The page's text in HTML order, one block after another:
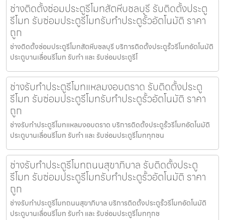
ช่างติดตั้งซ่อมประตูรีโมทสัตหีบชลบุรี รับติดตั้งประตู
รีโมท รับซ่อมประตูรีโมทรับทำประตูรั้วอัตโนมัติ ราคา
ถูก
ช่างติดตั้งซ่อมประตูรีโมทสัตหีบชลบุรี บริการติดตั้งประตูรั้วรีโมทอัตโนมัติ
ประตูบานเลื่อนรีโมท รับทำ และ รับซ่อมประตูรีโ
ช่างรับทำประตูรีโมทแหลมงอบตราด รับติดตั้งประตู
รีโมท รับซ่อมประตูรีโมทรับทำประตูรั้วอัตโนมัติ ราคา
ถูก
ช่างรับทำประตูรีโมทแหลมงอบตราด บริการติดตั้งประตูรั้วรีโมทอัตโนมัติ
ประตูบานเลื่อนรีโมท รับทำ และ รับซ่อมประตูรีโมททุกชน
ช่างรับทำประตูรีโมทถนนสุขาภิบาล รับติดตั้งประตู
รีโมท รับซ่อมประตูรีโมทรับทำประตูรั้วอัตโนมัติ ราคา
ถูก
ช่างรับทำประตูรีโมทถนนสุขาภิบาล บริการติดตั้งประตูรั้วรีโมทอัตโนมัติ
ประตูบานเลื่อนรีโมท รับทำ และ รับซ่อมประตูรีโมททุกช